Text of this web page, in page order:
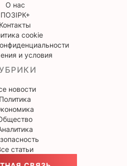
О нас
ПОЗІРК+
Контакты
cookie
и условия
новости
Политика
статьи